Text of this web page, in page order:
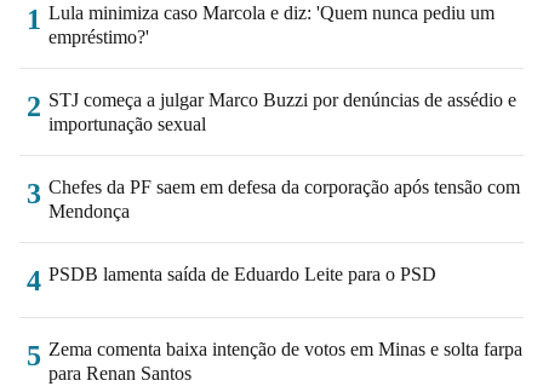
1 Lula minimiza caso Marcola e diz: 'Quem nunca pediu um
empréstimo?'
2 STJ começa a julgar Marco Buzzi por denúncias de assédio e
importunação sexual
3 Chefes da PF saem em defesa da corporação após tensão com
Mendonça
4 PSDB lamenta saída de Eduardo Leite para o PSD
5 Zema comenta baixa intenção de votos em Minas e solta farpa
para Renan Santos